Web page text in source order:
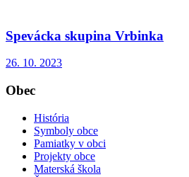
Spevácka skupina Vrbinka
26. 10. 2023
Obec
História
Symboly obce
Pamiatky v obci
Projekty obce
Materská škola